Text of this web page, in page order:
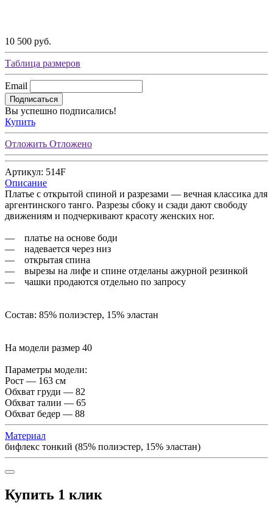
10 500 руб.
Таблица размеров
Email
Подписаться
Вы успешно подписались!
Купить
Отложить Отложено
Артикул: 514F
Описание
Платье с открытой спиной и разрезами — вечная классика для
аргентинского танго. Разрезы сбоку и сзади дают свободу
движениям и подчеркивают красоту женских ног.
— платье на основе боди
— надевается через низ
— открытая спина
— вырезы на лифе и спине отделаны ажурной резинкой
— чашки продаются отдельно по запросу
Состав: 85% полиэстер, 15% эластан
На модели размер 40
Параметры модели:
Рост — 163 см
Обхват груди — 82
Обхват талии — 65
Обхват бедер — 88
Материал
бифлекс тонкий (85% полиэстер, 15% эластан)
Купить 1 клик